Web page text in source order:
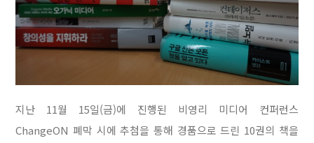
지난 11월 15일(금)에 진행된
비영리 미디어 컨퍼런스
ChangeON 폐막 시에 추첨을 통해 경품으로 드린 10권의 책을